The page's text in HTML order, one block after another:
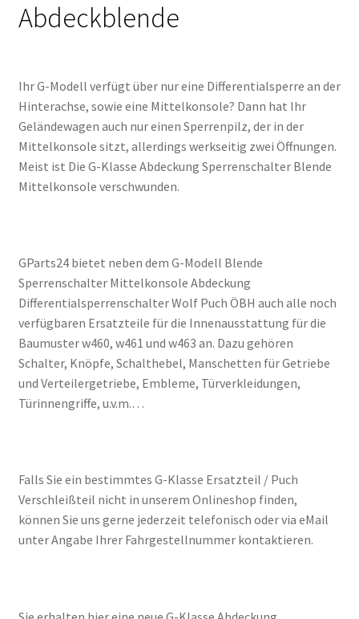
Abdeckblende
Ihr G-Modell verfügt über nur eine Differentialsperre an der
Hinterachse, sowie eine Mittelkonsole? Dann hat Ihr
Geländewagen auch nur einen Sperrenpilz, der in der
Mittelkonsole sitzt, allerdings werkseitig zwei Öffnungen.
Meist ist Die G-Klasse Abdeckung Sperrenschalter Blende
Mittelkonsole verschwunden.
GParts24 bietet neben dem G-Modell Blende
Sperrenschalter Mittelkonsole Abdeckung
Differentialsperrenschalter Wolf Puch ÖBH auch alle noch
verfügbaren Ersatzteile für die Innenausstattung für die
Baumuster w460, w461 und w463 an. Dazu gehören
Schalter, Knöpfe, Schalthebel, Manschetten für Getriebe
und Verteilergetriebe, Embleme, Türverkleidungen,
Türinnengriffe, u.v.m.…
Falls Sie ein bestimmtes G-Klasse Ersatzteil / Puch
Verschleißteil nicht in unserem Onlineshop finden,
können Sie uns gerne jederzeit telefonisch oder via eMail
unter Angabe Ihrer Fahrgestellnummer kontaktieren.